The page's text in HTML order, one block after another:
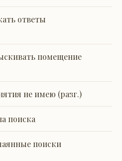
ответы
помещение
не имею (разг.)
поиска
поиски